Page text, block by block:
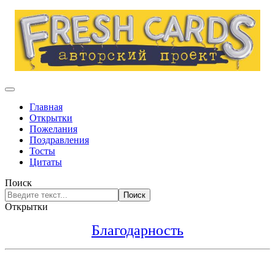
Главная
Открытки
Пожелания
Поздравления
Тосты
Цитаты
Поиск
Поиск
Открытки
Благодарность